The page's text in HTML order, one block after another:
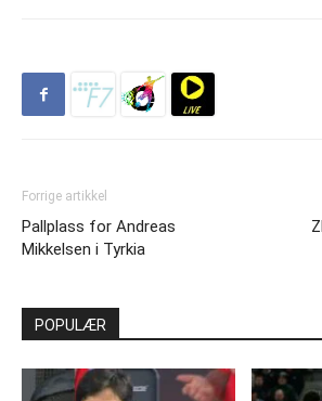
Forrige artikkel
Pallplass for Andreas
Mikkelsen i Tyrkia
POPULÆR